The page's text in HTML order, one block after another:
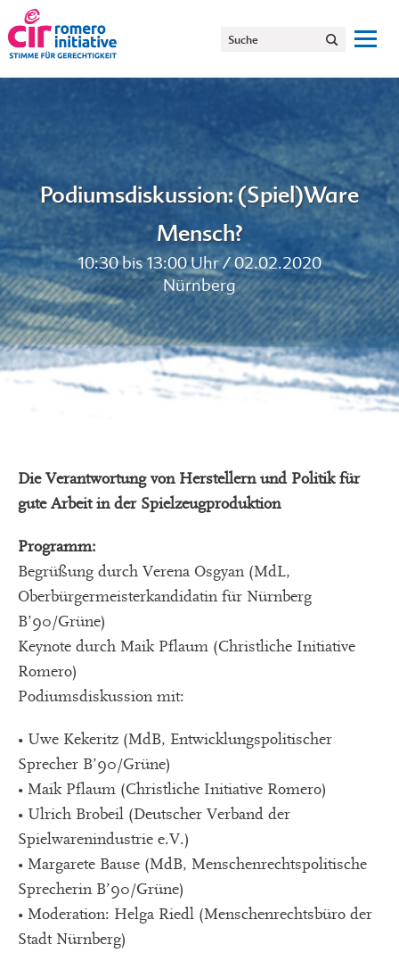
Podiumsdiskussion: (Spiel)Ware
Mensch?
10:30 bis 13:00 Uhr / 02.02.2020
Nürnberg
Die Verantwortung von Herstellern und Politik für
gute Arbeit in der Spielzeugproduktion
Programm:
Begrüßung durch Verena Osgyan (MdL,
Oberbürgermeisterkandidatin für Nürnberg
B’90/Grüne)
Keynote durch Maik Pflaum (Christliche Initiative
Romero)
Podiumsdiskussion mit:
• Uwe Kekeritz (MdB, Entwicklungspolitischer
Sprecher B’90/Grüne)
• Maik Pflaum (Christliche Initiative Romero)
• Ulrich Brobeil (Deutscher Verband der
Spielwarenindustrie e.V.)
• Margarete Bause (MdB, Menschenrechtspolitische
Sprecherin B’90/Grüne)
• Moderation: Helga Riedl (Menschenrechtsbüro der
Stadt Nürnberg)